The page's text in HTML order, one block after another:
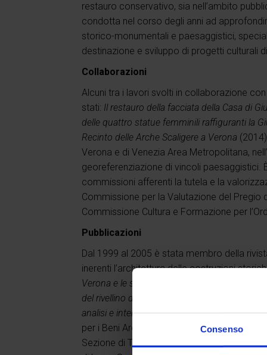
Consenso
restauro conservativo, sia nell’ambito
condotta nel corso degli anni ad
storico-monumentali e paesaggistici,
destinazione e sviluppo di progetti culturali
Collaborazioni
Alcuni tra i lavori svolti in collaborazione
stati: Il restauro della facciata della Casa di
delle quattro statue femminili raffiguranti la
Recinto delle Arche Scaligere a Verona
Verona e di Venezia Area Metropolitana,
georeferenziazione di vincoli
commissioni afferenti la tutela e la
Commissione per la Valutazione del
Commissione Cultura e Formazione per
Pubblicazioni
Dal 1999 al 2005 è stata membro della
inerenti l’architettura delle costruzioni
Verona e le sue Botteghe Storiche
del rivellino del Castello di Lazise
analisi e interventi sulle architetture fortificate
per i Beni Architettonici di Trento,
Sezione di Trento, 2007);La Chiesa di Santa